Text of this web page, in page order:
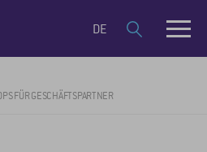
DE
FÜR GESCHÄFTSPARTNER